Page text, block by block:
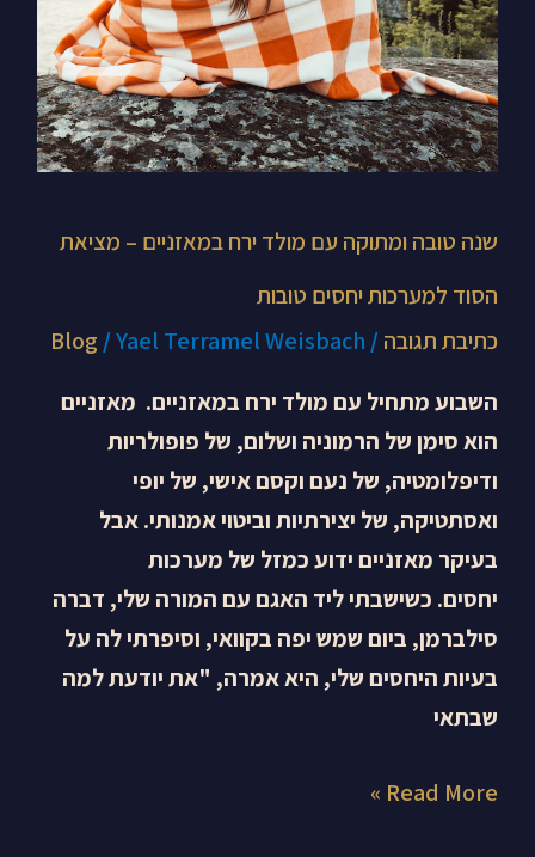
שנה טובה ומתוקה עם מולד ירח במאזניים – מציאת
הסוד למערכות יחסים טובות
כתיבת תגובה /
Blog /Yael Terramel Weisbach
השבוע מתחיל עם מולד ירח במאזניים. מאזניים
הוא סימן של הרמוניה ושלום, של פופולריות
ודיפלומטיה, של נעם וקסם אישי, של יופי
ואסתטיקה, של יצירתיות וביטוי אמנותי. אבל
בעיקר מאזניים ידוע כמזל של מערכות
יחסים. כשישבתי ליד האגם עם המורה שלי, דברה
סילברמן, ביום שמש יפה בקוואי, וסיפרתי לה על
בעיות היחסים שלי, היא אמרה, "את יודעת למה
שבתאי
מציאת
הסוד
למערכות
יחסים
Read More »